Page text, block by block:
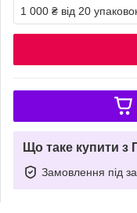
1 000 ₴ від 20
Що таке купити з
Замовлення під